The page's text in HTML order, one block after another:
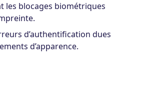
les blocages biométriques
d’authentification dues
d’apparence.